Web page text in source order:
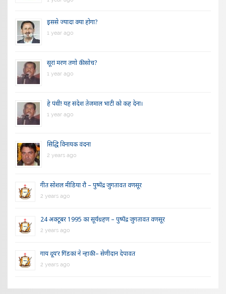
इससे ज्यादा क्या होगा?
1 year ago
सूरां मरण तणो की सोच?
1 year ago
हे पंथी! यह संदेश तेजमाल भाटी को कह देना।
1 year ago
सिद्धि विनायक वंदना
2 years ago
गीत सोशल मीडिया रौ – पुष्पेंद्र जुगतावत वणसूर
2 years ago
24 अक्टूबर 1995 का सूर्यग्रहण – पुष्पेंद्र जुगतावत वणसूर
2 years ago
गाय दूय’र गिंडकां ने न्हाकी – सेणीदान देपावत
2 years ago